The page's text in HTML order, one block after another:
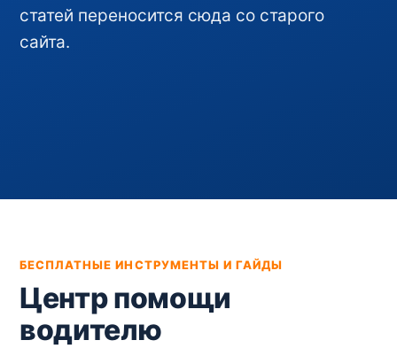
статей переносится сюда со старого
сайта.
БЕСПЛАТНЫЕ ИНСТРУМЕНТЫ И ГАЙДЫ
Центр помощи
водителю